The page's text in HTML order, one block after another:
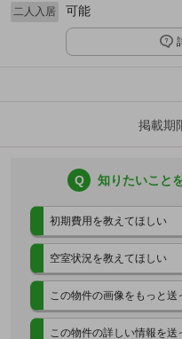
二人入居 可能
掲載期
Q 知りたいこと
初期費用を教えてほしい
空室状況を教えてほしい
この物件の画像をもっと送
この物件の詳しい情報を送